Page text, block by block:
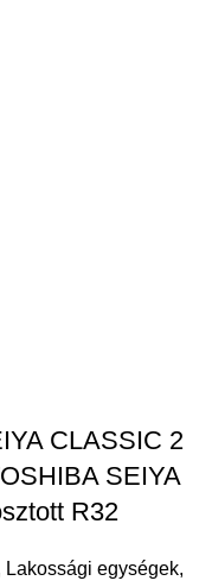
CLASSIC 2
SEIYA
R32
Lakossági egységek,